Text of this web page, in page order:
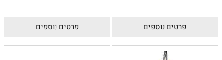
פרטים נוספים פרטים נוספים